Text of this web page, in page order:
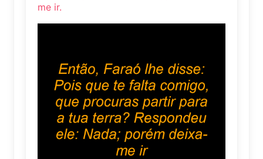
me ir.